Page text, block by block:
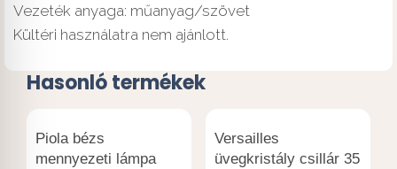
Vezeték anyaga: műanyag/szövet
Kültéri használatra nem ajánlott.
Hasonló termékek
Piola bézs
mennyezeti lámpa
Versailles
üvegkristály csillár 35